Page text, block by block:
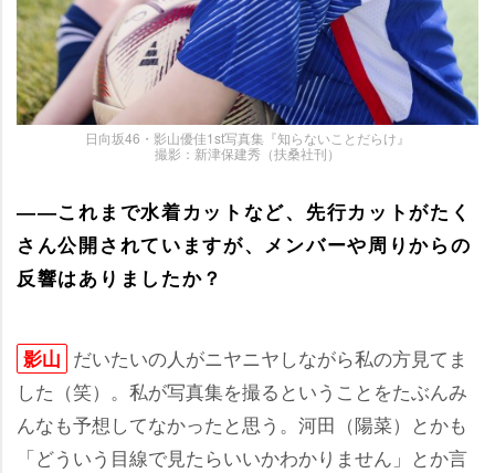
日向坂46・影山優佳1st写真集『知らないことだらけ』
撮影：新津保建秀（扶桑社刊）
――これまで水着カットなど、先行カットがたく
さん公開されていますが、メンバーや周りからの
反響はありましたか？
影山 だいたいの人がニヤニヤしながら私の方見てま
した（笑）。私が写真集を撮るということをたぶんみ
んなも予想してなかったと思う。河田（陽菜）とかも
「どういう目線で見たらいいかわかりません」とか言